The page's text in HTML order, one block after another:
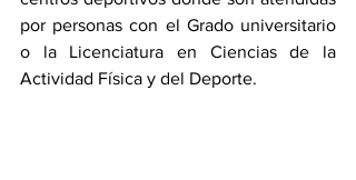
por personas con el Grado universitario
o la Licenciatura en Ciencias de la
Actividad Física y del Deporte.